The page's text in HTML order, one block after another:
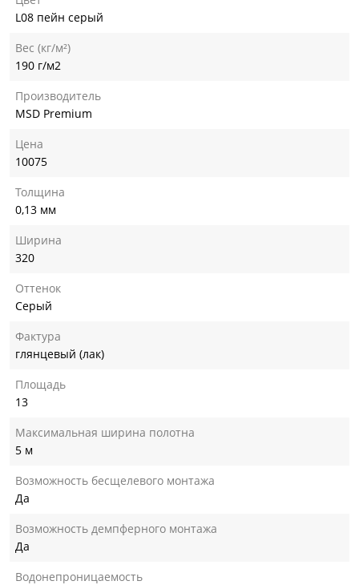
L08 пейн серый
Вес (кг/м²)
190 г/м2
Производитель
MSD Premium
Цена
10075
Толщина
0,13 мм
Ширина
320
Оттенок
Серый
Фактура
глянцевый (лак)
Площадь
13
Максимальная ширина полотна
5 м
Возможность бесщелевого монтажа
Да
Возможность демпферного монтажа
Да
Водонепроницаемость